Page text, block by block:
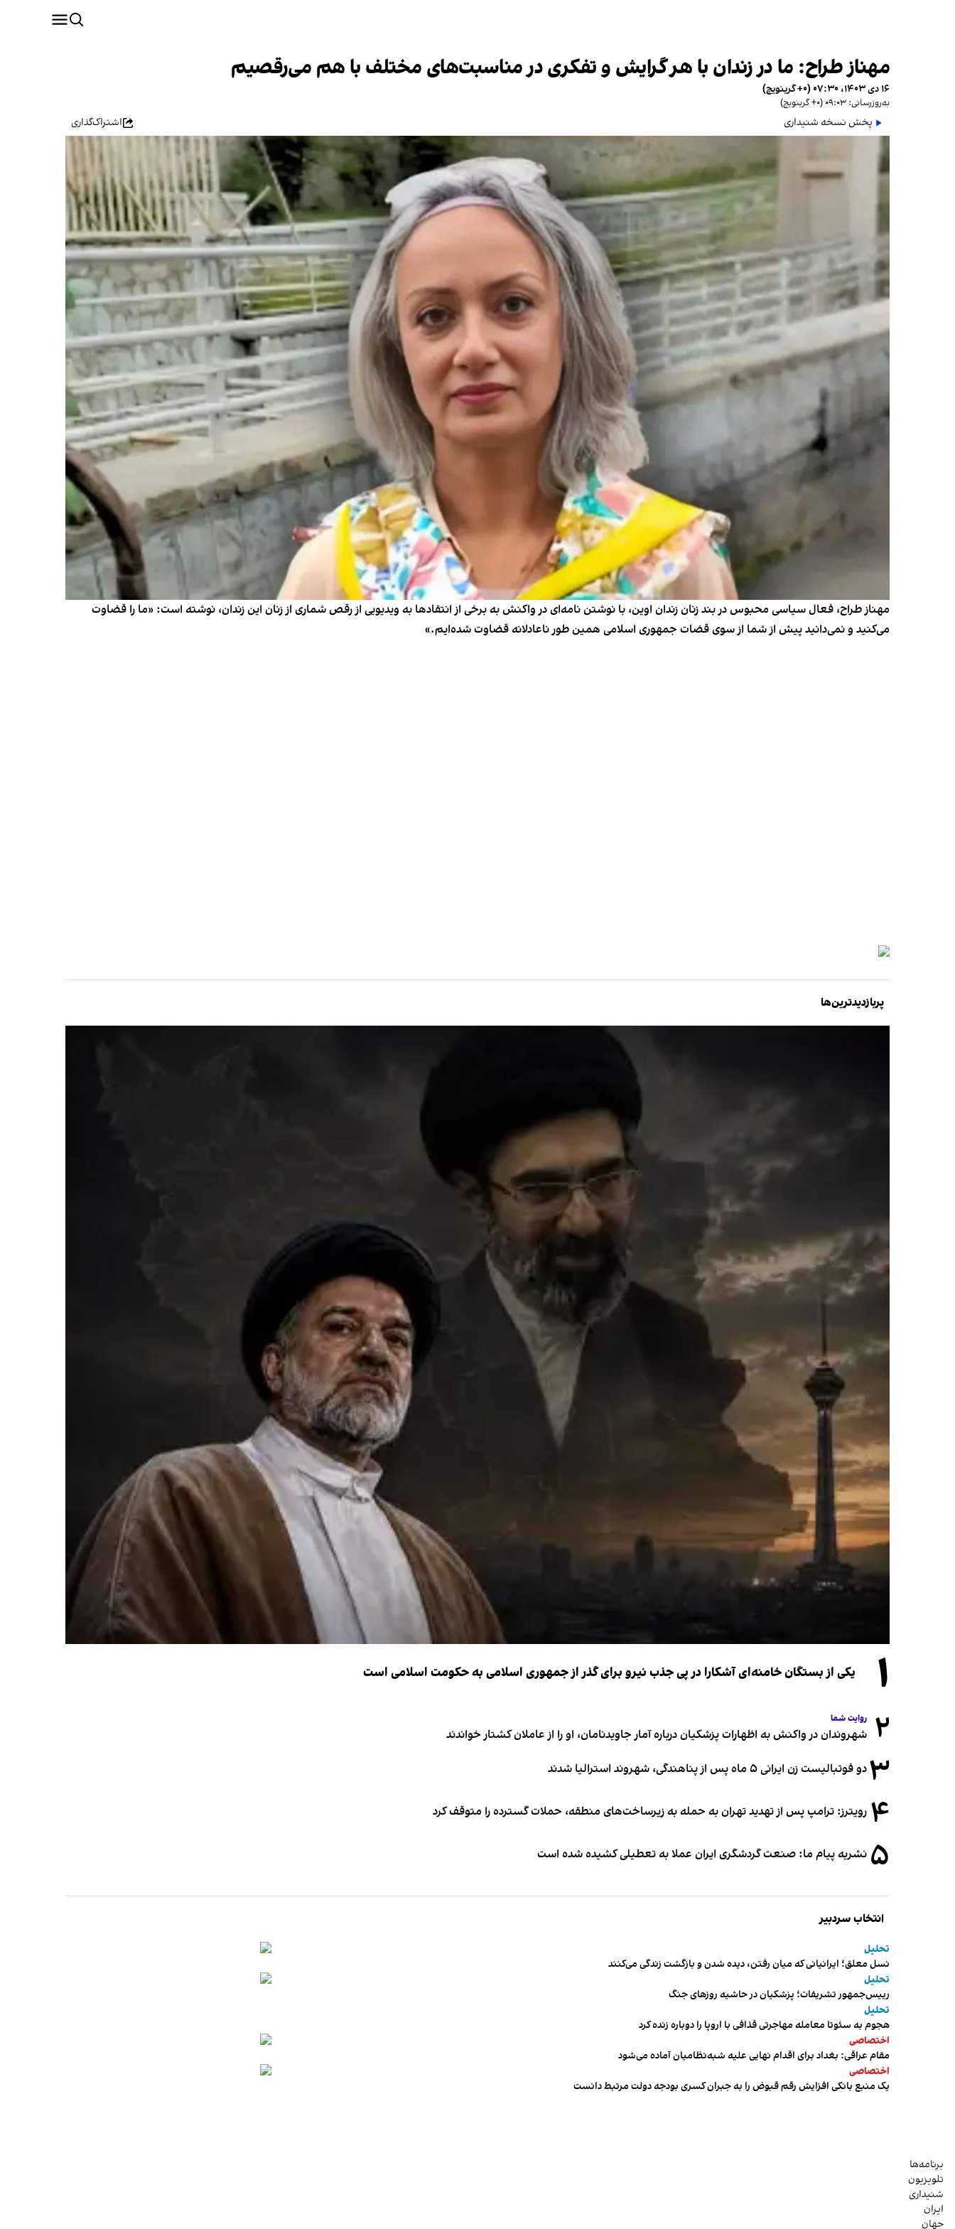
مهناز طراح: ما در زندان با هر گرایش و تفکری در مناسبت‌های مختلف با هم می‌رقصیم
۱۶ دی ۱۴۰۳، ۰۷:۳۰ (‎+۰ گرینویچ)
به‌روزرسانی: ۰۹:۰۳ (‎+۰ گرینویچ)
پخش نسخه شنیداری اشتراک‌گذاری
مهناز طراح، فعال سیاسی محبوس در بند زنان زندان اوین، با نوشتن نامه‌ای در واکنش به برخی از انتقادها به ویدیویی از رقص شماری از زنان این زندان، نوشته است: «ما را قضاوت
می‌کنید و نمی‌دانید پیش از شما از سوی قضات جمهوری اسلامی همین طور ناعادلانه قضاوت شده‌ایم.»
پربازدیدترین‌ها
۱ یکی از بستگان خامنه‌ای آشکارا در پی جذب نیرو برای گذر از جمهوری اسلامی به حکومت اسلامی است
۲ روایت شما
شهروندان در واکنش به اظهارات پزشکیان درباره آمار جاویدنامان، او را از عاملان کشتار خواندند
۳دو فوتبالیست زن ایرانی ۵ ماه پس از پناهندگی، شهروند استرالیا شدند
۴ رویترز: ترامپ پس از تهدید تهران به حمله به زیرساخت‌های منطقه، حملات گسترده را متوقف کرد
۵ نشریه پیام ما: صنعت گردشگری ایران عملا به تعطیلی کشیده شده است
انتخاب سردبیر
تحلیل
نسل معلق؛ ایرانیانی که میان رفتن، دیده شدن و بازگشت زندگی می‌کنند
تحلیل
رییس‌جمهور تشریفات؛ پزشکیان در حاشیه روزهای جنگ
تحلیل
هجوم به سئوتا معامله مهاجرتی قذافی با اروپا را دوباره زنده کرد
اختصاصی
مقام عراقی: بغداد برای اقدام نهایی علیه شبه‌نظامیان آماده می‌شود
اختصاصی
یک منبع بانکی افزایش رقم قبوض را به جبران کسری بودجه دولت مرتبط دانست
برنامه‌ها
تلویزیون
شنیداری
ایران
جهان